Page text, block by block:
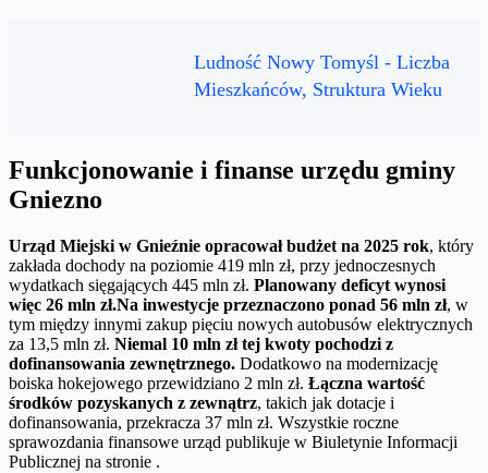
Ludność Nowy Tomyśl - Liczba
Mieszkańców, Struktura Wieku
Funkcjonowanie i finanse urzędu gminy
Gniezno
Urząd Miejski w Gnieźnie opracował budżet na 2025 rok, który
zakłada dochody na poziomie 419 mln zł, przy jednoczesnych
wydatkach sięgających 445 mln zł. Planowany deficyt wynosi
więc 26 mln zł.Na inwestycje przeznaczono ponad 56 mln zł, w
tym między innymi zakup pięciu nowych autobusów elektrycznych
za 13,5 mln zł. Niemal 10 mln zł tej kwoty pochodzi z
dofinansowania zewnętrznego. Dodatkowo na modernizację
boiska hokejowego przewidziano 2 mln zł. Łączna wartość
środków pozyskanych z zewnątrz, takich jak dotacje i
dofinansowania, przekracza 37 mln zł. Wszystkie roczne
sprawozdania finansowe urząd publikuje w Biuletynie Informacji
Publicznej na stronie .